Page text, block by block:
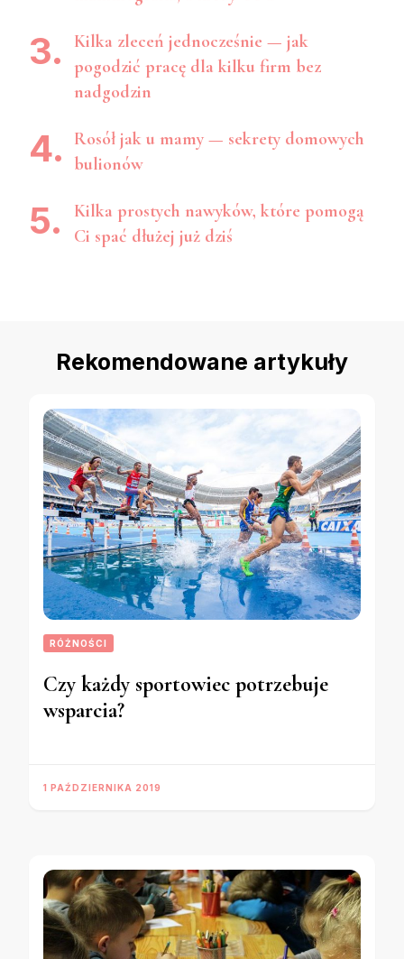
Kilka zleceń jednocześnie — jak
pogodzić pracę dla kilku firm bez
nadgodzin
Rosół jak u mamy — sekrety domowych
bulionów
Kilka prostych nawyków, które pomogą
Ci spać dłużej już dziś
Rekomendowane artykuły
RÓŻNOŚCI
Czy każdy sportowiec potrzebuje
wsparcia?
1 PAŹDZIERNIKA 2019